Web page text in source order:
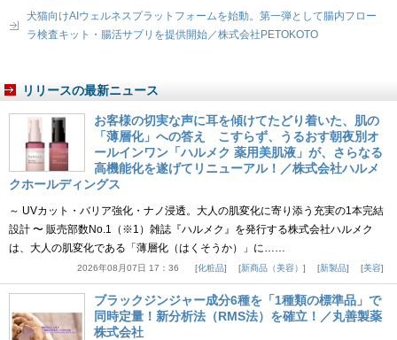
犬猫向けAIウェルネスプラットフォームを始動。第一弾として腸内フロー
ラ検査キット・腸活サプリを提供開始／株式会社PETOKOTO
リリースの最新ニュース
お客様の切実な声に耳を傾けてたどり着いた、肌の
「薄層化」への答え こすらず、うるおす朝夜別オ
ールインワン「ハルメク 薬用美肌液」が、さらなる
高機能化を遂げてリニューアル！／株式会社ハルメ
クホールディングス
～ UVカット・バリア強化・ナノ浸透。大人の肌変化に寄り添う充実の1本完結
設計 〜 販売部数No.1（※1）雑誌『ハルメク』を発行する株式会社ハルメク
は、大人の肌変化である「薄層化（はくそうか）」に……
2026年08月07日 17：36 化粧品 新商品（美容） 新製品 美容
ブラックジンジャー成分6種を「1種類の標準品」で
同時定量！新分析法（RMS法）を確立！／丸善製薬
株式会社